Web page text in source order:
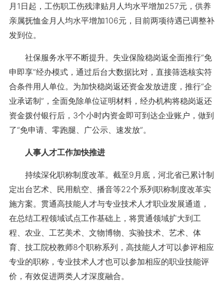
月1日起，工伤职工伤残津贴月人均水平增加257元，供养
亲属抚恤金月人均水平增加106元，目前两项待遇已调整补
发到位。
社保服务水平不断提升。失业保险稳岗返全面推行“免
申即享”经办模式，通过后台大数据比对，直接筛选核实符
合条件用人单位。为加快稳岗返还资金发放进度，推行“企
业承诺制”，全面免除单位证明材料，经办机构将稳岗返还
资金拨付银行后，3个小时内资金即可到达企业账户，做到
了“免申请、零跑腿、广公示、速发放”。
人事人才工作加快推进
持续深化职称制度改革。截至9月底，河北省已累计制
定出台艺术、民用航空、播音等22个系列职称制度改革实
施方案。贯通高技能人才与专业技术人才职业发展通道，
在总结工程领域试点工作基础上，将贯通领域扩大到工
程、农业、工艺美术、文物博物、实验技术、艺术、体
育、技工院校教师8个职称系列，高技能人才可以参评相应
专业的职称，专业技术人才也可以参加相应的职业技能评
价，有效促进两类人才深度融合。